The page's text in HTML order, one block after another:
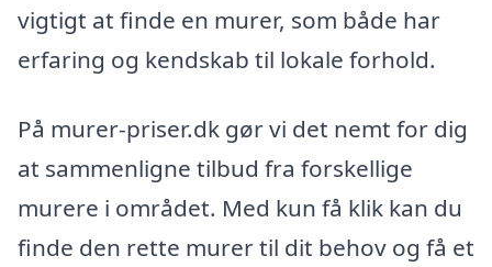
vigtigt at finde en murer, som både har
erfaring og kendskab til lokale forhold.
På murer-priser.dk gør vi det nemt for dig
at sammenligne tilbud fra forskellige
murere i området. Med kun få klik kan du
finde den rette murer til dit behov og få et